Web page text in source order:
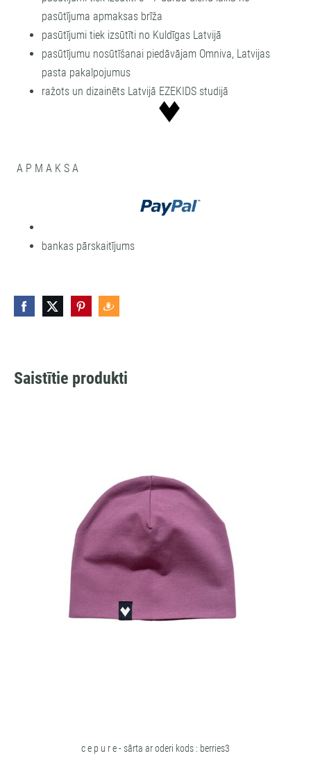
pasūtījuma apmaksas brīža
pasūtījumi tiek izsūtīti no Kuldīgas Latvijā
pasūtījumu nosūtīšanai piedāvājam Omniva, Latvijas
pasta pakalpojumus
ražots un dizainēts Latvijā EZEKIDS studijā
A P M A K S A
bankas pārskaitījums
Saistītie produkti
c e p u r e - sārta ar oderi kods : berries3